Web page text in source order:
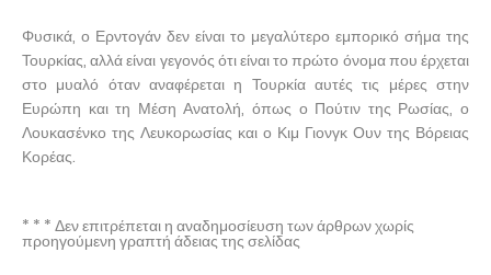
Φυσικά, ο Ερντογάν δεν είναι το μεγαλύτερο εμπορικό σήμα της
Τουρκίας, αλλά είναι γεγονός ότι είναι το πρώτο όνομα που έρχεται
στο μυαλό όταν αναφέρεται η Τουρκία αυτές τις μέρες στην
Ευρώπη και τη Μέση Ανατολή, όπως ο Πούτιν της Ρωσίας, ο
Λουκασένκο της Λευκορωσίας και ο Κιμ Γιονγκ Ουν της Βόρειας
Κορέας.
* * * Δεν επιτρέπεται η αναδημοσίευση των άρθρων χωρίς
προηγούμενη γραπτή άδειας της σελίδας